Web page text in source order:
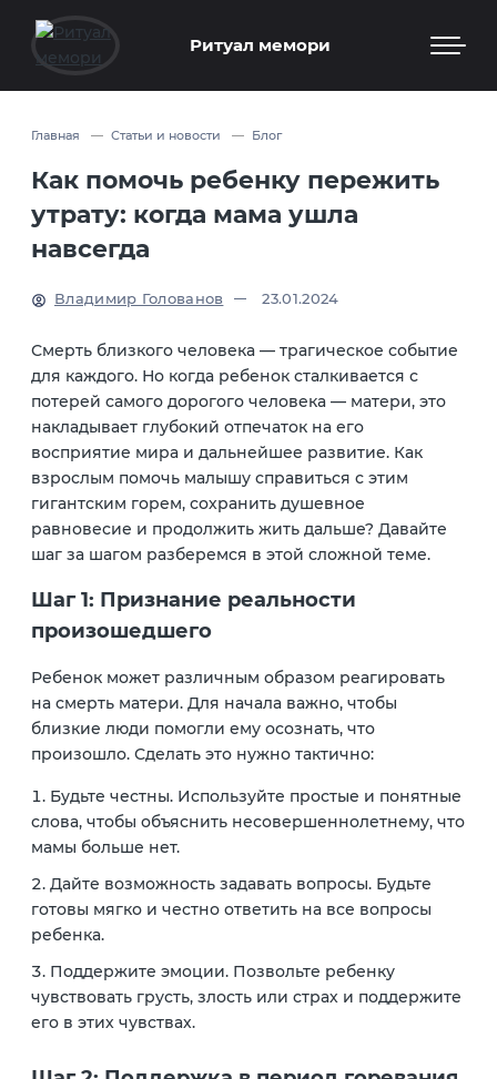
Ритуал мемори
Главная Статьи и новости Блог
Как помочь ребенку пережить
утрату: когда мама ушла
навсегда
Владимир Голованов 23.01.2024
Смерть близкого человека — трагическое событие
для каждого. Но когда ребенок сталкивается с
потерей самого дорогого человека — матери, это
накладывает глубокий отпечаток на его
восприятие мира и дальнейшее развитие. Как
взрослым помочь малышу справиться с этим
гигантским горем, сохранить душевное
равновесие и продолжить жить дальше? Давайте
шаг за шагом разберемся в этой сложной теме.
Шаг 1: Признание реальности
произошедшего
Ребенок может различным образом реагировать
на смерть матери. Для начала важно, чтобы
близкие люди помогли ему осознать, что
произошло. Сделать это нужно тактично:
Будьте честны. Используйте простые и понятные
слова, чтобы объяснить несовершеннолетнему, что
мамы больше нет.
Дайте возможность задавать вопросы. Будьте
готовы мягко и честно ответить на все вопросы
ребенка.
Поддержите эмоции. Позвольте ребенку
чувствовать грусть, злость или страх и поддержите
его в этих чувствах.